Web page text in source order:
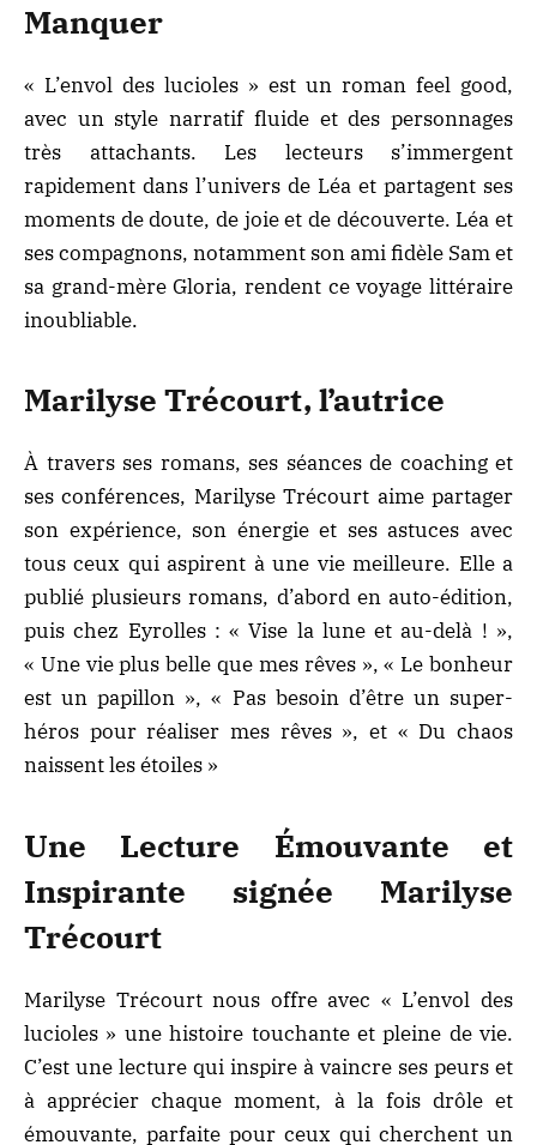
Manquer
« L’envol des lucioles » est un roman feel good,
avec un style narratif fluide et des personnages
très attachants. Les lecteurs s’immergent
rapidement dans l’univers de Léa et partagent ses
moments de doute, de joie et de découverte. Léa et
ses compagnons, notamment son ami fidèle Sam et
sa grand-mère Gloria, rendent ce voyage littéraire
inoubliable.
Marilyse Trécourt, l’autrice
À travers ses romans, ses séances de coaching et
ses conférences, Marilyse Trécourt aime partager
son expérience, son énergie et ses astuces avec
tous ceux qui aspirent à une vie meilleure. Elle a
publié plusieurs romans, d’abord en auto-édition,
puis chez Eyrolles : « Vise la lune et au-delà ! »,
« Une vie plus belle que mes rêves », « Le bonheur
est un papillon », « Pas besoin d’être un super-
héros pour réaliser mes rêves », et « Du chaos
naissent les étoiles »
Une Lecture Émouvante et
Inspirante signée Marilyse
Trécourt
Marilyse Trécourt nous offre avec « L’envol des
lucioles » une histoire touchante et pleine de vie.
C’est une lecture qui inspire à vaincre ses peurs et
à apprécier chaque moment, à la fois drôle et
émouvante, parfaite pour ceux qui cherchent un